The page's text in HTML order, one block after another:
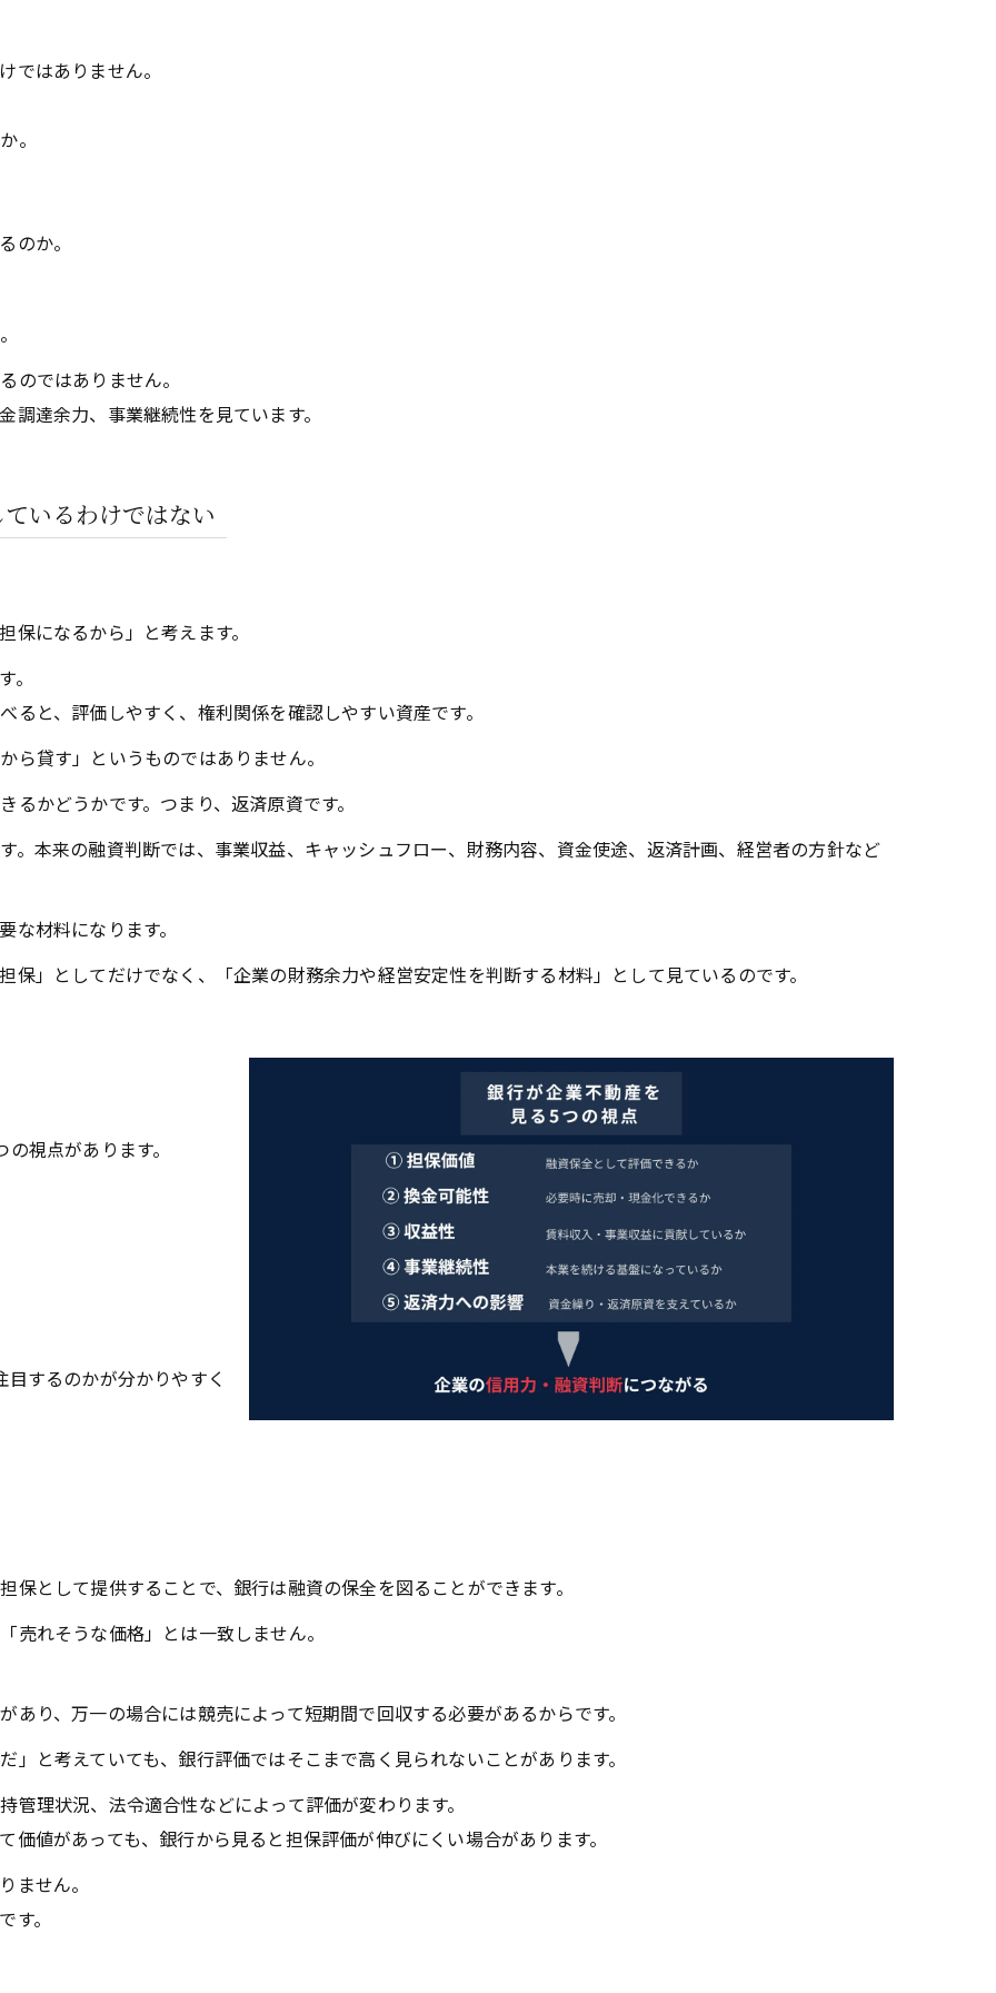
ではありません。
。
のか。
のではありません。
達余力、事業継続性を見ています。
いるわけではない
になるから」と考えます。
。
と、評価しやすく、権利関係を確認しやすい資産です。
ら貸す」というものではありません。
かどうかです。つまり、返済原資です。
。本来の融資判断では、事業収益、キャッシュフロー、財務内容、資金使途、返済計画、経営者の方針など
材料になります。
」としてだけでなく、「企業の財務余力や経営安定性を判断する材料」として見ているのです。
視点があります。
するのかが分かりやすく
として提供することで、銀行は融資の保全を図ることができます。
売れそうな価格」とは一致しません。
り、万一の場合には競売によって短期間で回収する必要があるからです。
と考えていても、銀行評価ではそこまで高く見られないことがあります。
理状況、法令適合性などによって評価が変わります。
値があっても、銀行から見ると担保評価が伸びにくい場合があります。
ません。
す。